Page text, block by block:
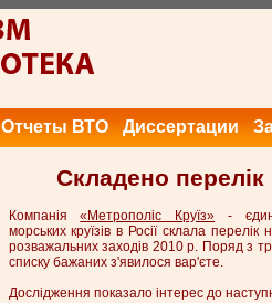
Отчеты ВТО Диссертации
Складено
Компанія«Метрополіс Круїз» -
морських круїзів в Росії склала
розважальних заходів 2010 р. Поряд з
списку бажаних з'явилося вар'єте.
Дослідження показало інтерес до